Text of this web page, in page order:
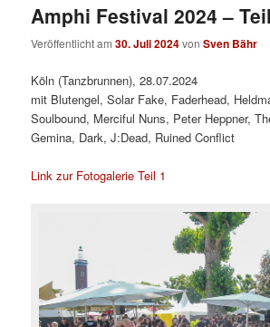
Amphi Festival 2024 –
Veröffentlicht am30. Juli 2024vonSven Bähr
Köln (Tanzbrunnen), 28.07.2024
mit Blutengel, Solar Fake, Faderhead,
Soulbound, Merciful Nuns, Peter Heppner,
Gemina, Dark, J:Dead, Ruined Conflict
Link zur Fotogalerie Teil 1